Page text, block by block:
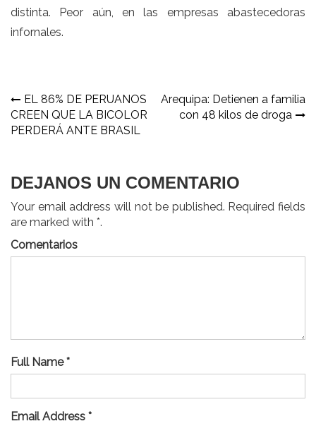
distinta. Peor aún, en las empresas abastecedoras
infornales.
Navegación
de
EL 86% DE PERUANOS
CREEN QUE LA BICOLOR
PERDERÁ ANTE BRASIL
Arequipa: Detienen a familia
con 48 kilos de droga
DEJANOS UN COMENTARIO
Your email address will not be published. Required fields
are marked with *.
Comentarios
Full Name *
Email Address *